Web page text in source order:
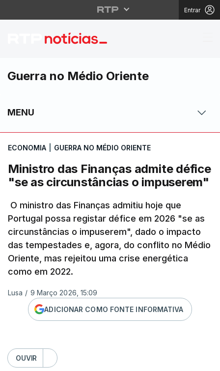
Entrar
Ministro das
Guerra no Médio Oriente
MENU
ECONOMIA GUERRA NO MÉDIO ORIENTE
Ministro das Finanças admite défice
"se as circunstâncias o impuserem"
O ministro das Finanças admitiu hoje que
Portugal possa registar défice em 2026 "se as
circunstâncias o impuserem", dado o impacto
das tempestades e, agora, do conflito no Médio
Oriente, mas rejeitou uma crise energética
como em 2022.
Lusa / 9 Março 2026, 15:09
ADICIONAR COMO FONTE INFORMATIVA
OUVIR